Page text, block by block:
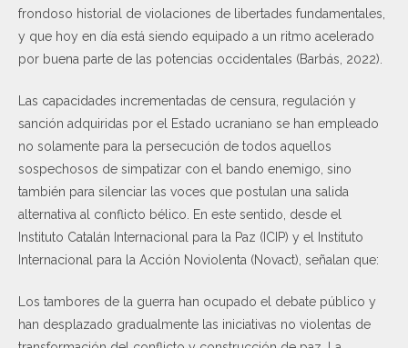
frondoso historial de violaciones de libertades fundamentales,
y que hoy en día está siendo equipado a un ritmo acelerado
por buena parte de las potencias occidentales (Barbás, 2022).
Las capacidades incrementadas de censura, regulación y
sanción adquiridas por el Estado ucraniano se han empleado
no solamente para la persecución de todos aquellos
sospechosos de simpatizar con el bando enemigo, sino
también para silenciar las voces que postulan una salida
alternativa al conflicto bélico. En este sentido, desde el
Instituto Catalán Internacional para la Paz (ICIP) y el Instituto
Internacional para la Acción Noviolenta (Novact), señalan que:
Los tambores de la guerra han ocupado el debate público y
han desplazado gradualmente las iniciativas no violentas de